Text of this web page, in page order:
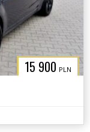
15 900 PLN